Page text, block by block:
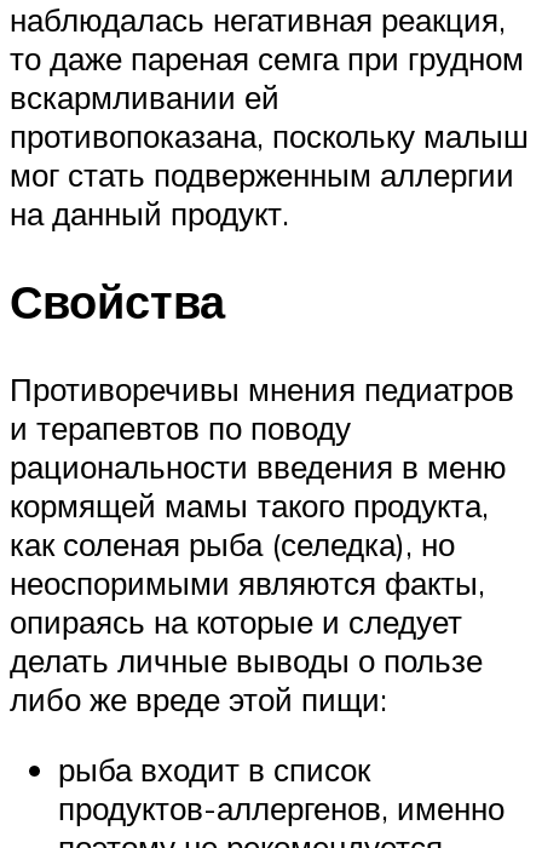
наблюдалась негативная реакция,
то даже пареная семга при грудном
вскармливании ей
противопоказана, поскольку малыш
мог стать подверженным аллергии
на данный продукт.
Свойства
Противоречивы мнения педиатров
и терапевтов по поводу
рациональности введения в меню
кормящей мамы такого продукта,
как соленая рыба (селедка), но
неоспоримыми являются факты,
опираясь на которые и следует
делать личные выводы о пользе
либо же вреде этой пищи:
рыба входит в список
продуктов-аллергенов, именно